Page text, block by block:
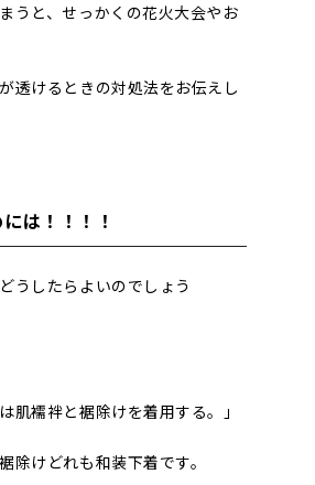
うと、せっかくの花火大会やお
透けるときの対処法をお伝えし
は！！！！
うしたらよいのでしょう
肌襦袢と裾除けを着用する。」
除けどれも和装下着です。